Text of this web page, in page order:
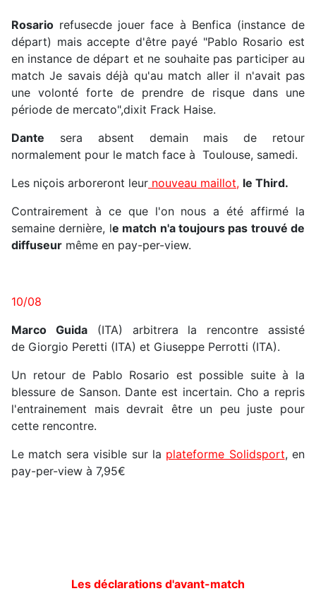
Rosario refusecde jouer face à Benfica (instance de
départ) mais accepte d'être payé "Pablo Rosario est
en instance de départ et ne souhaite pas participer au
match Je savais déjà qu'au match aller il n'avait pas
une volonté forte de prendre de risque dans une
période de mercato",dixit Frack Haise.
Dante sera absent demain mais de retour
normalement pour le match face à Toulouse, samedi.
Les niçois arboreront leur nouveau maillot, le Third.
Contrairement à ce que l'on nous a été affirmé la
semaine dernière, le match n'a toujours pas trouvé de
diffuseur même en pay-per-view.
10/08
Marco Guida(ITA) arbitrera la rencontre assisté
de Giorgio Peretti (ITA) et Giuseppe Perrotti (ITA).
Un retour de Pablo Rosario est possible suite à la
blessure de Sanson. Dante est incertain. Cho a repris
l'entrainement mais devrait être un peu juste pour
cette rencontre.
Le match sera visible sur la plateforme Solidsport, en
pay-per-view à 7,95€
Les déclarations d'avant-match